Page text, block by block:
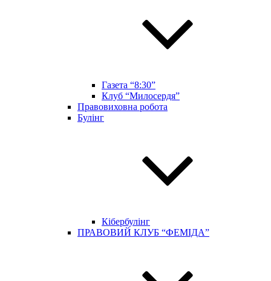
Газета “8:30”
Клуб “Милосердя”
Правовиховна робота
Булінг
Кібербулінг
ПРАВОВИЙ КЛУБ “ФЕМІДА”